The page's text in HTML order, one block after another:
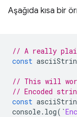
Aşağıda kısa bir
// A really
const
// This will
// Encoded
const
console. log(`